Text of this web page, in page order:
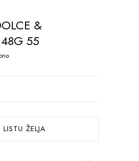
&
55
ŽELJA